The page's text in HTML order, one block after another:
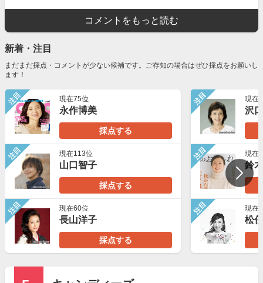
コメントをもっと読む
新着・注目
まだまだ採点・コメントが少ない候補です。ご存知の場合はぜひ採点をお願いし
ます！
注目 現在75位
永作博美
採点する
注目 現在113位
山口智子
採点する
注目 現在60位
長山洋子
採点する
注目 現在
沢
注目 現在
鈴
注目 現在
松